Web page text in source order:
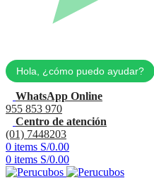
Hola, ¿cómo puedo ayudar?
WhatsApp Online
955 853 970
Centro de atención
(01) 7448203
0 items S/0.00
0 items S/0.00